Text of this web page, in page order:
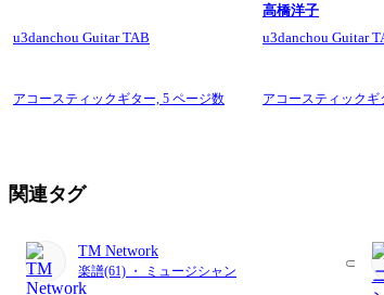
u3danchou Guitar TAB
アコースティックギター, 5 ページ数
高橋洋子
u3danchou Guitar
アコースティック
関連タグ
TM Network
楽譜(61) ・ ミュージシャン